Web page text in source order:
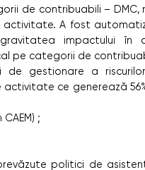
de contribuabili – DMC,
activitate. A fost
impactului în
pe categorii de
de gestionare a
ce generează
;
politici de